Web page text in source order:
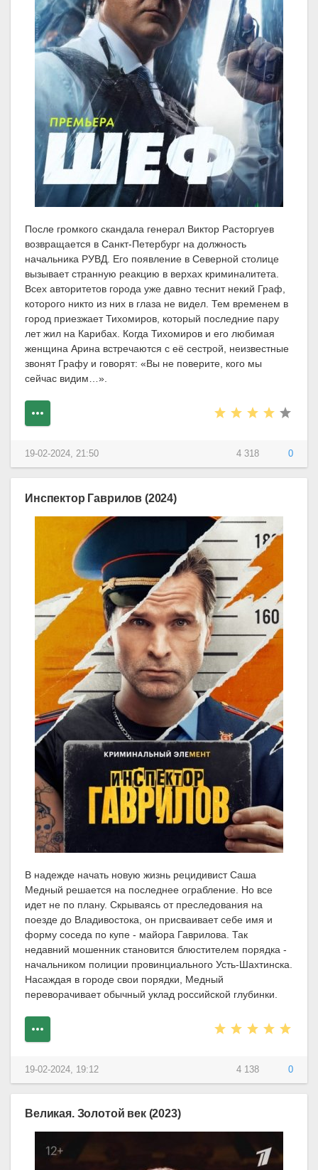
После громкого скандала генерал Виктор Расторгуев
возвращается в Санкт-Петербург на должность
начальника РУВД. Его появление в Северной столице
вызывает странную реакцию в верхах криминалитета.
Всех авторитетов города уже давно теснит некий Граф,
которого никто из них в глаза не видел. Тем временем в
город приезжает Тихомиров, который последние пару
лет жил на Карибах. Когда Тихомиров и его любимая
женщина Арина встречаются с её сестрой, неизвестные
звонят Графу и говорят: «Вы не поверите, кого мы
сейчас видим…».
4 318 0
19-02-2024, 21:50
Инспектор Гаврилов (2024)
В надежде начать новую жизнь рецидивист Саша
Медный решается на последнее ограбление. Но все
идет не по плану. Скрываясь от преследования на
поезде до Владивостока, он присваивает себе имя и
форму соседа по купе - майора Гаврилова. Так
недавний мошенник становится блюстителем порядка -
начальником полиции провинциального Усть-Шахтинска.
Насаждая в городе свои порядки, Медный
переворачивает обычный уклад российской глубинки.
4 138 0
19-02-2024, 19:12
Великая. Золотой век (2023)